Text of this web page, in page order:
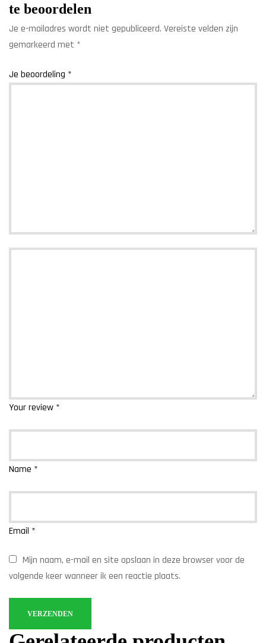
te beoordelen
Je e-mailadres wordt niet gepubliceerd. Vereiste velden zijn
gemarkeerd met *
Je beoordeling *
Your review *
Name *
Email *
Mijn naam, e-mail en site opslaan in deze browser voor de
volgende keer wanneer ik een reactie plaats.